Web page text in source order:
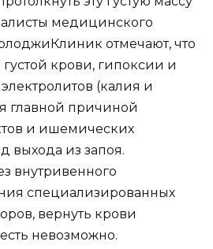
медицинского
отмечают, что
крови, гипоксии и
(калия и
главной причиной
и ишемических
выхода из запоя.
внутривенного
специализированных
вернуть крови
невозможно.